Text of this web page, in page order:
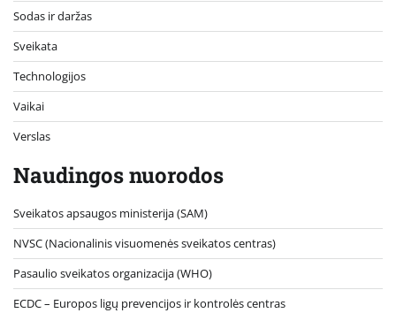
Sodas ir daržas
Sveikata
Technologijos
Vaikai
Verslas
Naudingos nuorodos
Sveikatos apsaugos ministerija (SAM)
NVSC (Nacionalinis visuomenės sveikatos centras)
Pasaulio sveikatos organizacija (WHO)
ECDC – Europos ligų prevencijos ir kontrolės centras